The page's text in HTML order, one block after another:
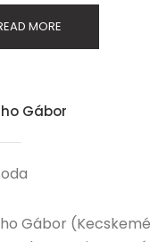
MORE
Gábor
Gábor